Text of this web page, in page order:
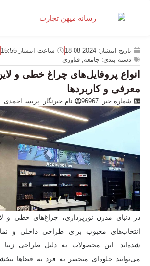
تاریخ انتشار: 2024-08-18 ساعت انتشار 15:55
دسته بندی: جامعه, فناوری
انواع پروفایل‌های چراغ خطی و
معرفی و کاربردها
شماره خبر: 96967 نام خبرنگار: پریسا احمدی
در دنیای مدرن نورپردازی، چراغ‌های خطی و
انتخاب‌های محبوب برای طراحی داخلی و
شده‌اند. این محصولات به دلیل طراحی زیبا
می‌توانند جلوه‌ای منحصر به فرد به فضاها